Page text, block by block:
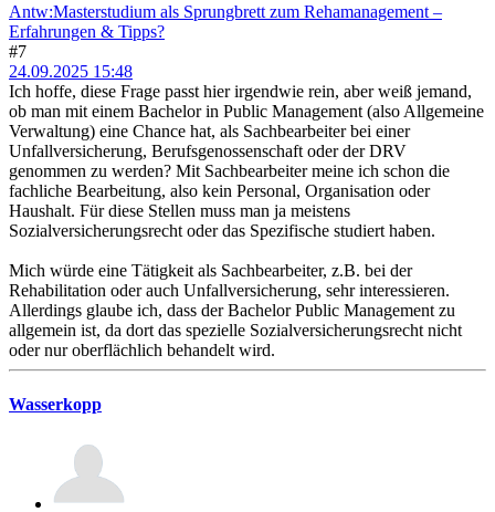
Antw:Masterstudium als Sprungbrett zum Rehamanagement –
Erfahrungen & Tipps?
#7
24.09.2025 15:48
Ich hoffe, diese Frage passt hier irgendwie rein, aber weiß jemand,
ob man mit einem Bachelor in Public Management (also Allgemeine
Verwaltung) eine Chance hat, als Sachbearbeiter bei einer
Unfallversicherung, Berufsgenossenschaft oder der DRV
genommen zu werden? Mit Sachbearbeiter meine ich schon die
fachliche Bearbeitung, also kein Personal, Organisation oder
Haushalt. Für diese Stellen muss man ja meistens
Sozialversicherungsrecht oder das Spezifische studiert haben.
Mich würde eine Tätigkeit als Sachbearbeiter, z.B. bei der
Rehabilitation oder auch Unfallversicherung, sehr interessieren.
Allerdings glaube ich, dass der Bachelor Public Management zu
allgemein ist, da dort das spezielle Sozialversicherungsrecht nicht
oder nur oberflächlich behandelt wird.
Wasserkopp